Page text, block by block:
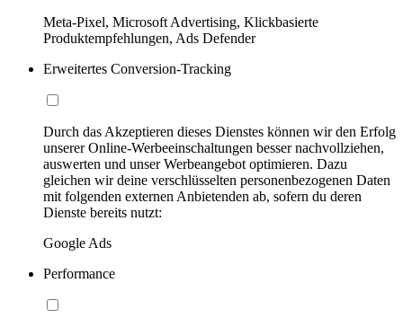
Meta-Pixel, Microsoft Advertising, Klickbasierte
Produktempfehlungen, Ads Defender
Erweitertes Conversion-Tracking
Durch das Akzeptieren dieses Dienstes können wir den Erfolg
unserer Online-Werbeeinschaltungen besser nachvollziehen,
auswerten und unser Werbeangebot optimieren. Dazu
gleichen wir deine verschlüsselten personenbezogenen Daten
mit folgenden externen Anbietenden ab, sofern du deren
Dienste bereits nutzt:
Google Ads
Performance